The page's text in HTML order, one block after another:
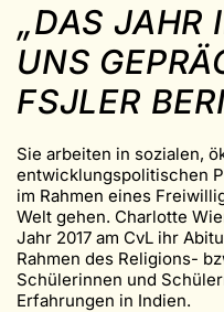
„DAS JAHR
UNS
FSJLER
Sie arbeiten in sozialen,
entwicklungspolitischen
im Rahmen eines
Welt gehen. Charlotte
Jahr 2017 am CvL ihr
Rahmen des Religions-
Schülerinnen und
Erfahrungen in Indien.